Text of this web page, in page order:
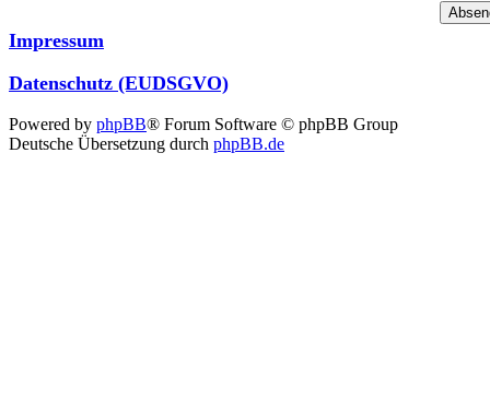
Impressum
Datenschutz (EUDSGVO)
Powered by phpBB® Forum Software © phpBB Group
Deutsche Übersetzung durch phpBB.de